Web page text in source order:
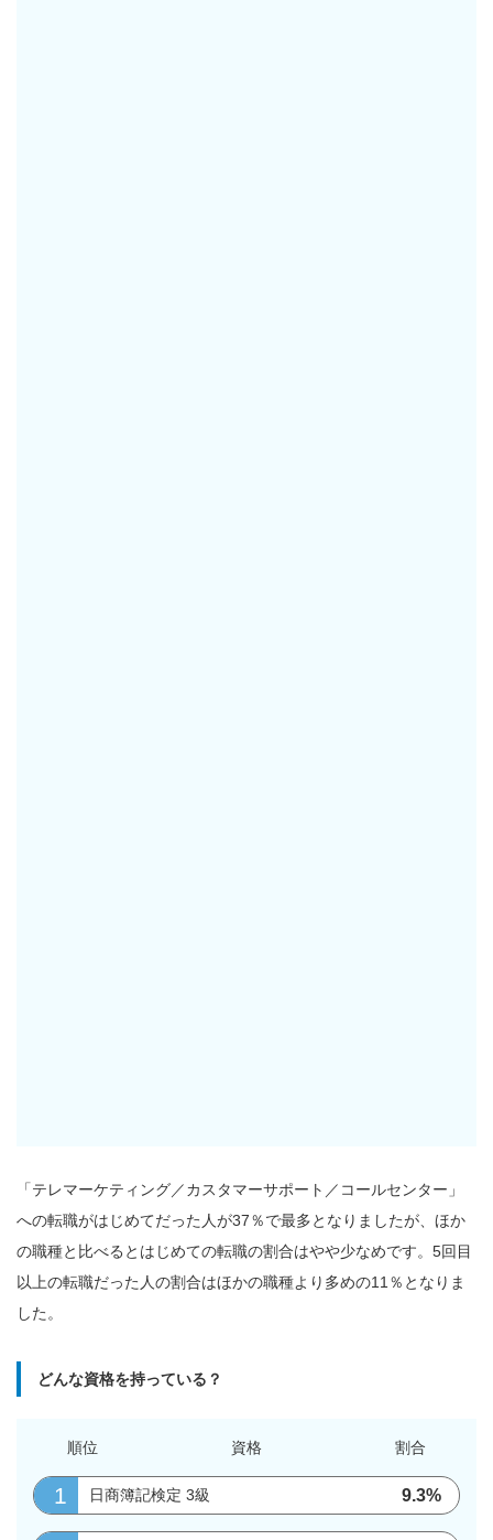
「テレマーケティング／カスタマーサポート／コールセンター」
への転職がはじめてだった人が37％で最多となりましたが、ほか
の職種と比べるとはじめての転職の割合はやや少なめです。5回目
以上の転職だった人の割合はほかの職種より多めの11％となりま
した。
どんな資格を持っている？
順位 資格 割合
1 日商簿記検定 3級 9.3%